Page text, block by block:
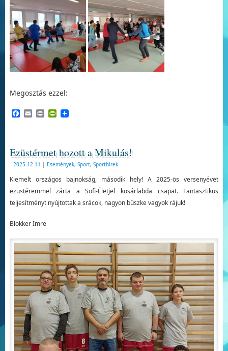
Megosztás ezzel:
Facebook
EmailPrintPrintFriendly
Ezüstérmet hozott a Mikulás!
2025-12-11 | Események, Sport, Sporthírek
Kiemelt országos bajnokság, második hely! A 2025-ös versenyévet
ezüstéremmel zárta a Sofi-Életjel kosárlabda csapat. Fantasztikus
teljesítményt nyújtottak a srácok, nagyon büszke vagyok rájuk!
Blokker Imre